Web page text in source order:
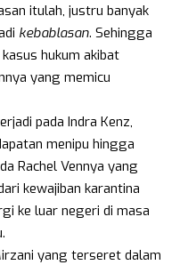
itulah, justru banyak
kebablasan. Sehingga
hukum akibat
yang memicu
pada Indra Kenz,
menipu hingga
Rachel Vennya yang
kewajiban karantina
ke luar negeri di masa
yang terseret dalam